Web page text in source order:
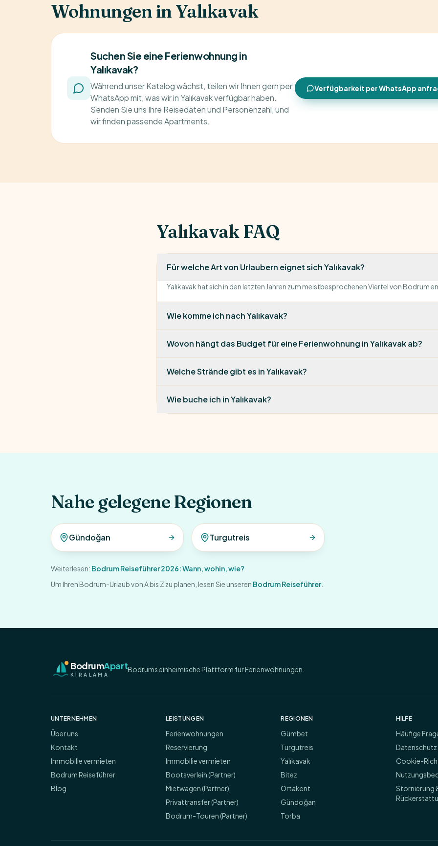
Wohnungen in Yalıkavak
Suchen Sie eine Ferienwohnung in
Yalıkavak?
Während unser Katalog wächst, teilen wir Ihnen gern per
WhatsApp mit, was wir in Yalıkavak verfügbar haben.
Senden Sie uns Ihre Reisedaten und Personenzahl, und
wir finden passende Apartments.
Verfügbarkeit per WhatsApp
Yalıkavak FAQ
Für welche Art von Urlaubern eignet sich Yalıkavak?
Yalıkavak hat sich in den letzten Jahren zum meistbesprochenen Viertel von Bodrum
Wie komme ich nach Yalıkavak?
Wovon hängt das Budget für eine Ferienwohnung in Yalıkavak ab?
Welche Strände gibt es in Yalıkavak?
Wie buche ich in Yalıkavak?
Nahe gelegene Regionen
Gündoğan Turgutreis
Weiterlesen: Bodrum Reiseführer 2026: Wann, wohin, wie?
Um Ihren Bodrum-Urlaub von A bis Z zu planen, lesen Sie unseren Bodrum Reiseführer.
BodrumApart
KİRALAMA
Bodrums einheimische Plattform für Ferienwohnungen.
UNTERNEHMEN
Über uns
Kontakt
Immobilie vermieten
Bodrum Reiseführer
Blog
LEISTUNGEN
Ferienwohnungen
Reservierung
Immobilie vermieten
Bootsverleih (Partner)
Mietwagen (Partner)
Privattransfer (Partner)
Bodrum-Touren (Partner)
REGIONEN
Gümbet
Turgutreis
Yalıkavak
Bitez
Ortakent
Gündoğan
Torba
HILFE
Häufige
Datenschutz
Cookie-
Stornierung